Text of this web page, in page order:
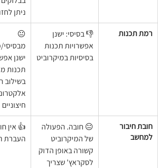
ניתן
רמת תכנות
👎 בסיסי: ישנן
אפשרויות תכנות
בסיסיות במיקרוביט
😐
ישנן
תכנות
בשילוב
חיצוניים
חובת חיבור
למחשב
😐 חובה. הפעולה
של המיקרוביט
קשורה באופן הדוק
לסקראץ' שצריך
👍 אין
העברת